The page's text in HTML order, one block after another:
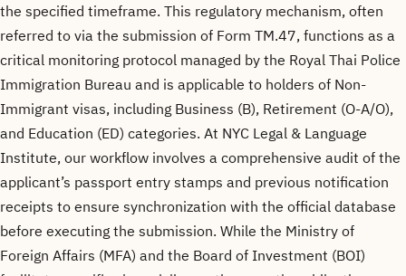
the specified timeframe. This regulatory mechanism, often
referred to via the submission of Form TM.47, functions as a
critical monitoring protocol managed by the Royal Thai Police
Immigration Bureau and is applicable to holders of Non-
Immigrant visas, including Business (B), Retirement (O-A/O),
and Education (ED) categories. At NYC Legal & Language
Institute, our workflow involves a comprehensive audit of the
applicant’s passport entry stamps and previous notification
receipts to ensure synchronization with the official database
before executing the submission. While the Ministry of
Foreign Affairs (MFA) and the Board of Investment (BOI)